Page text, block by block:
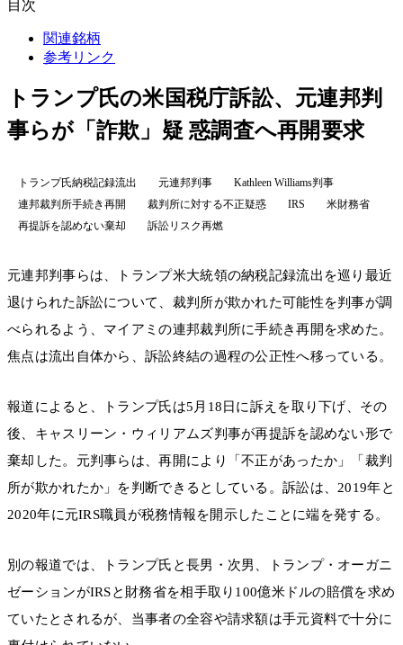
目次
関連銘柄
参考リンク
トランプ氏の米国税庁訴訟、元連邦判
事らが「詐欺」疑 惑調査へ再開要求
トランプ氏納税記録流出 元連邦判事
Kathleen Williams判事
連邦裁判所手続き再開
裁判所に対する不正疑惑 IRS
米財務省
再提訴を認めない棄却
訴訟リスク再燃
元連邦判事らは、トランプ米大統領の納税記録流出を巡り最近
退けられた訴訟について、裁判所が欺かれた可能性を判事が調
べられるよう、マイアミの連邦裁判所に手続き再開を求めた。
焦点は流出自体から、訴訟終結の過程の公正性へ移っている。
報道によると、トランプ氏は5月18日に訴えを取り下げ、その
後、キャスリーン・ウィリアムズ判事が再提訴を認めない形で
棄却した。元判事らは、再開により「不正があったか」「裁判
所が欺かれたか」を判断できるとしている。訴訟は、2019年と
2020年に元IRS職員が税務情報を開示したことに端を発する。
別の報道では、トランプ氏と長男・次男、トランプ・オーガニ
ゼーションがIRSと財務省を相手取り100億米ドルの賠償を求め
ていたとされるが、当事者の全容や請求額は手元資料で十分に